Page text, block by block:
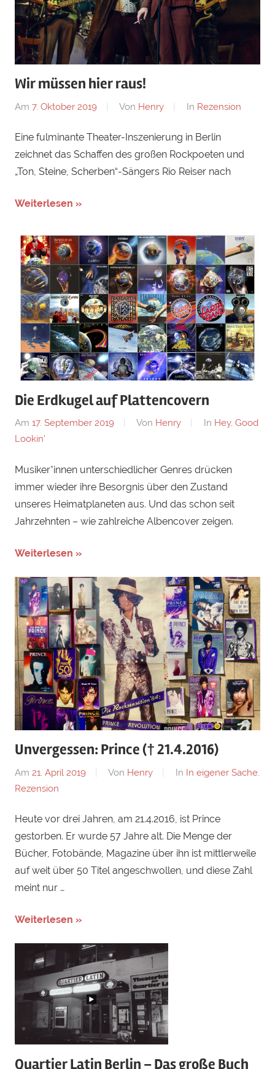
Wir müssen hier raus!
Am 7. Oktober 2019 Von Henry In Rezension
Eine fulminante Theater-Inszenierung in Berlin
zeichnet das Schaffen des großen Rockpoeten und
„Ton, Steine, Scherben“-Sängers Rio Reiser nach
Weiterlesen »
Die Erdkugel auf Plattencovern
Am 17. September 2019 Von Henry In Hey, Good
Lookin'
Musiker*innen unterschiedlicher Genres drücken
immer wieder ihre Besorgnis über den Zustand
unseres Heimatplaneten aus. Und das schon seit
Jahrzehnten – wie zahlreiche Albencover zeigen.
Weiterlesen »
Unvergessen: Prince († 21.4.2016)
Am 21. April 2019 Von Henry In In eigener Sache,
Rezension
Heute vor drei Jahren, am 21.4.2016, ist Prince
gestorben. Er wurde 57 Jahre alt. Die Menge der
Bücher, Fotobände, Magazine über ihn ist mittlerweile
auf weit über 50 Titel angeschwollen, und diese Zahl
meint nur …
Weiterlesen »
Quartier Latin Berlin – Das große Buch